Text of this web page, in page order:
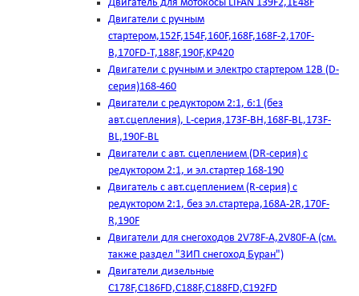
Двигатель для мотокосы LIFAN 139F2,1E48F
Двигатели с ручным
стартером,152F,154F,160F,168F,168F-2,170F-
B,170FD-T,188F,190F,KP420
Двигатели с ручным и электро стартером 12В (D-
серия)168-460
Двигатели с редуктором 2:1, 6:1 (без
авт.сцепления), L-серия,173F-BH,168F-BL,173F-
BL,190F-BL
Двигатели с авт. сцеплением (DR-серия) с
редуктором 2:1, и эл.стартер 168-190
Двигатель с авт.сцеплением (R-серия) с
редуктором 2:1, без эл.стартера,168А-2R,170F-
R,190F
Двигатели для снегоходов 2V78F-A,2V80F-A (см.
также раздел "ЗИП снегоход Буран")
Двигатели дизельные
C178F,С186FD,C188F,C188FD,C192FD